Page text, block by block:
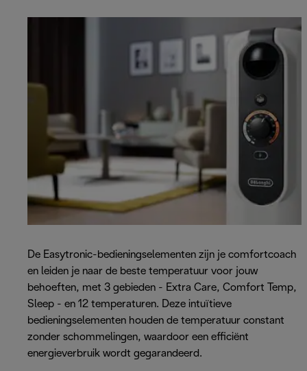
De Easytronic-bedieningselementen zijn je comfortcoach
en leiden je naar de beste temperatuur voor jouw
behoeften, met 3 gebieden - Extra Care, Comfort Temp,
Sleep - en 12 temperaturen. Deze intuïtieve
bedieningselementen houden de temperatuur constant
zonder schommelingen, waardoor een efficiënt
energieverbruik wordt gegarandeerd.